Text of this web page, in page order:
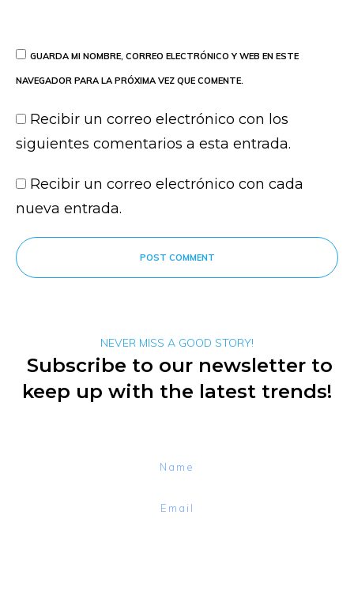
GUARDA MI NOMBRE, CORREO ELECTRÓNICO Y WEB EN ESTE
NAVEGADOR PARA LA PRÓXIMA VEZ QUE COMENTE.
Recibir un correo electrónico con los
siguientes comentarios a esta entrada.
Recibir un correo electrónico con cada
nueva entrada.
POST COMMENT
NEVER MISS A GOOD STORY!
Subscribe to our newsletter to
keep up with the latest trends!